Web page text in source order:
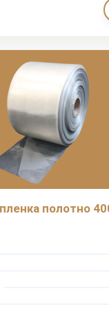
полотно